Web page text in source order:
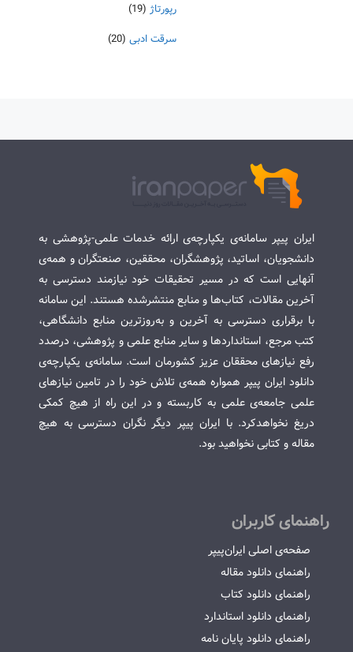
رپورتاژ (19)
سرقت ادبی (20)
ایران پیپر سامانه‌ی یکپارچه‌ی ارائه خدمات علمی-پژوهشی به
دانشجویان، اساتید، پژوهشگران، محققین، صنعتگران و همه‌ی
آنهایی است که در مسیر تحقیقات خود نیازمند دسترسی به
آخرین مقالات، کتاب‌ها و منابع منتشرشده هستند. این سامانه
با برقراری دسترسی به آخرین و به‌روزترین منابع دانشگاهی،
کتب مرجع، استانداردها و سایر منابع علمی و پژوهشی، درصدد
رفع نیازهای محققان عزیز کشورمان است. سامانه‌ی یکپارچه‌ی
دانلود ایران پیپر همواره همه‌ی تلاش خود را در تامین نیازهای
علمی جامعه‌ی علمی به کاربسته و در این راه از هیچ کمکی
دریغ نخواهدکرد. با ایران پیپر دیگر نگران دسترسی به هیچ
مقاله و کتابی نخواهید بود.
راهنمای کاربران
صفحه‌ی اصلی ایران‌پیپر
راهنمای دانلود مقاله
راهنمای دانلود کتاب
راهنمای دانلود استاندارد
راهنمای دانلود پایان نامه